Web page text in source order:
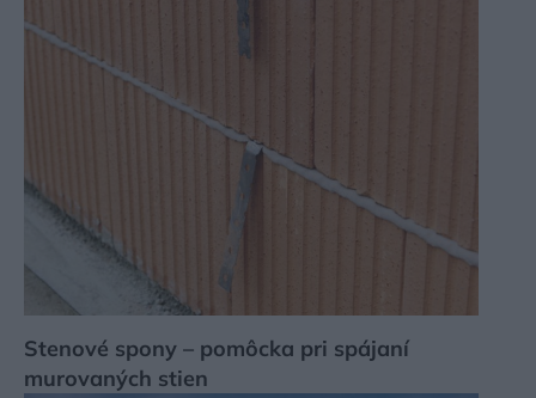
Stenové spony – pomôcka pri spájaní
murovaných stien